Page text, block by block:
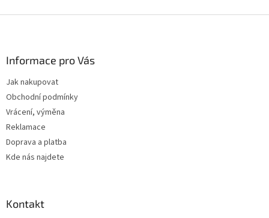
Informace pro Vás
Jak nakupovat
Obchodní podmínky
Vrácení, výměna
Reklamace
Doprava a platba
Kde nás najdete
Kontakt